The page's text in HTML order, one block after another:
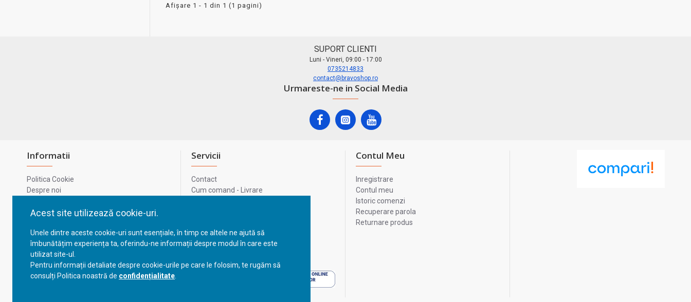
Acest site utilizează cookie-uri.
Unele dintre aceste cookie-uri sunt esențiale, în timp ce altele ne ajută să
îmbunătățim experiența ta, oferindu-ne informații despre modul în care este
utilizat site-ul.
Pentru informații detaliate despre cookie-urile pe care le folosim, te rugăm să
consulți Politica noastră de confidențialitate
Afişare 1 - 1 din 1 (1 pagini)
SUPORT CLIENTI
Luni - Vineri, 09:00 - 17:00
0735214833
contact@bravoshop.ro
Urmareste-ne in Social Media
Informatii
Politica Cookie
Despre noi
Confidentialitate
GDPR - Datele tale
Servicii
Contact
Cum comand - Livrare
ANPC
ANPC - SAL
Cum comand - Livrare
Contul Meu
Inregistrare
Contul meu
Istoric comenzi
Recuperare parola
Returnare produs